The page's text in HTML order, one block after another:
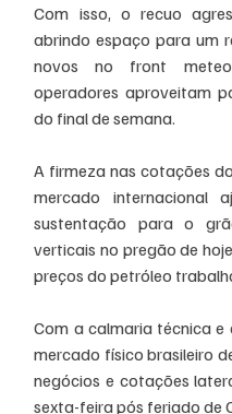
Com isso, o recuo
abrindo espaço para um
novos no front
operadores aproveitam
do final de semana.
A firmeza nas cotações
mercado
sustentação para o
verticais no pregão de
preços do petróleo
Com a calmaria técnica
mercado físico brasileiro
negócios e cotações
sexta-feira pós feriado de